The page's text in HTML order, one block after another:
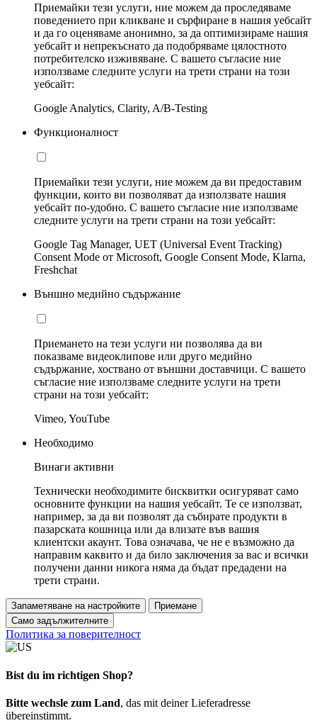
Приемайки тези услуги, ние можем да проследяваме
поведението при кликване и сърфиране в нашия уебсайт
и да го оценяваме анонимно, за да оптимизираме нашия
уебсайт и непрекъснато да подобряваме цялостното
потребителско изживяване. С вашето съгласие ние
използваме следните услуги на трети страни на този
уебсайт:
Google Analytics, Clarity, A/B-Testing
Функционалност
Приемайки тези услуги, ние можем да ви предоставим
функции, които ви позволяват да използвате нашия
уебсайт по-удобно. С вашето съгласие ние използваме
следните услуги на трети страни на този уебсайт:
Google Tag Manager, UET (Universal Event Tracking)
Consent Mode от Microsoft, Google Consent Mode, Klarna,
Freshchat
Външно медийно съдържание
Приемането на тези услуги ни позволява да ви
показваме видеоклипове или друго медийно
съдържание, хоствано от външни доставчици. С вашето
съгласие ние използваме следните услуги на трети
страни на този уебсайт:
Vimeo, YouTube
Необходимо
Винаги активни
Технически необходимите бисквитки осигуряват само
основните функции на нашия уебсайт. Те се използват,
например, за да ви позволят да събирате продукти в
пазарската кошница или да влизате във вашия
клиентски акаунт. Това означава, че не е възможно да
направим каквито и да било заключения за вас и всички
получени данни никога няма да бъдат предадени на
трети страни.
Запаметяване на настройките
Приемане
Само задължителните
Политика за поверителност
Bist du im richtigen Shop?
Bitte wechsle zum Land, das mit deiner Lieferadresse
übereinstimmt.